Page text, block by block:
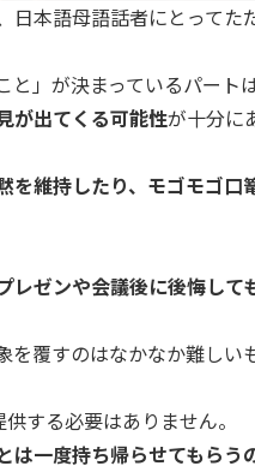
本語母語話者にとってた
」が決まっているパート
が出てくる可能性が十分に
を維持したり、モゴモゴ口
レゼンや会議後に後悔して
覆すのはなかなか難しい
する必要はありません。
は一度持ち帰らせてもらう